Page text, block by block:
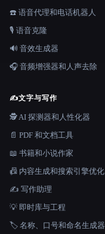
☎️ 语音代理和电话机器人
🎙️ 语音克隆
🔊 音效生成器
🎧 音频增强器和人声去除
✍️文字与写作
🕵️ AI 探测器和人性化器
📄 PDF 和文档工具
📖 书籍和小说作家
📠 内容生成和搜索引擎优化
✍️ 写作助理
💡 即时库与工程
🏷️ 名称、口号和命名生成器